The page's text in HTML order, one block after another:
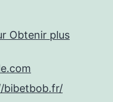
Obtenir plus
bibetbob.fr/